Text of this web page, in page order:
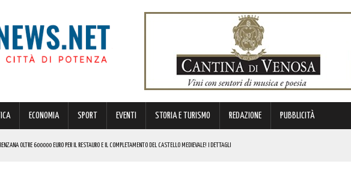
ECONOMIA SPORT EVENTI STORIA E TURISMO REDAZIONE PUBBLICITÀ
OLTRE 600000 EURO PER IL RESTAURO E IL COMPLETAMENTO DEL CASTELLO MEDIEVALE! I DETTAGLI